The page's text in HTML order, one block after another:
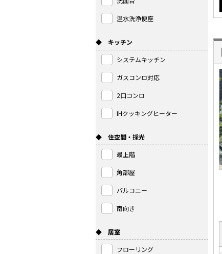
温水洗浄便座
◆ キッチン
システムキッチン
ガスコンロ対応
2口コンロ
IHクッキングヒーター
◆ 住空間・採光
最上階
角部屋
バルコニー
南向き
◆ 居室
フローリング